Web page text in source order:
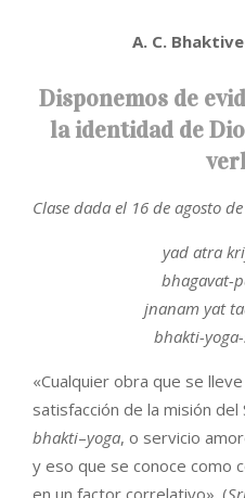
A. C.
Disponemos de
la identidad de
Clase dada el 16 de agosto
yad atra
bhagavat-
jnanam yat
bhakti-
«Cualquier obra que se
satisfacción de la misión
bhakti–yoga, o servicio
y eso que se conoce como
en un factor correlativo». (